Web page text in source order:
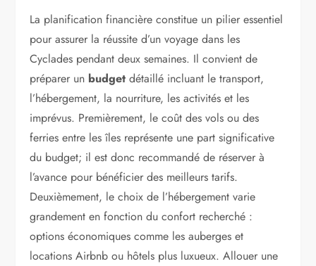
La planification financière constitue un pilier essentiel
pour assurer la réussite d’un voyage dans les
Cyclades pendant deux semaines. Il convient de
préparer un budget détaillé incluant le transport,
l’hébergement, la nourriture, les activités et les
imprévus. Premièrement, le coût des vols ou des
ferries entre les îles représente une part significative
du budget; il est donc recommandé de réserver à
l’avance pour bénéficier des meilleurs tarifs.
Deuxièmement, le choix de l’hébergement varie
grandement en fonction du confort recherché :
options économiques comme les auberges et
locations Airbnb ou hôtels plus luxueux. Allouer une